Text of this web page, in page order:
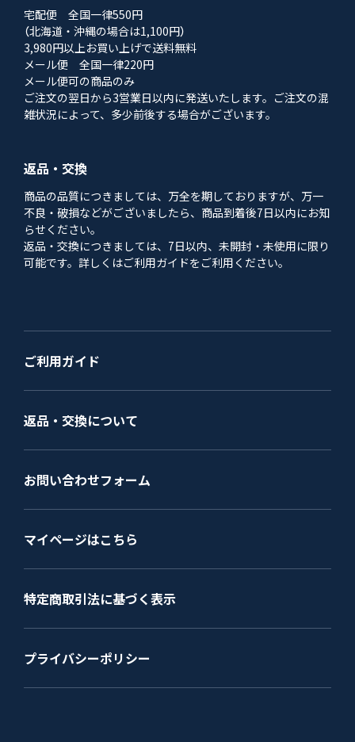
宅配便 全国一律550円
（北海道・沖縄の場合は1,100円）
3,980円以上お買い上げで送料無料
メール便 全国一律220円
メール便可の商品のみ
ご注文の翌日から3営業日以内に発送いたします。ご注文の混
雑状況によって、多少前後する場合がございます。
返品・交換
商品の品質につきましては、万全を期しておりますが、万一
不良・破損などがございましたら、商品到着後7日以内にお知
らせください。
返品・交換につきましては、7日以内、未開封・未使用に限り
可能です。詳しくはご利用ガイドをご利用ください。
ご利用ガイド
返品・交換について
お問い合わせフォーム
マイページはこちら
特定商取引法に基づく表示
プライバシーポリシー